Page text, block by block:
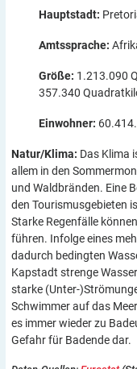
Hauptstadt:
Amtssprache:
Größe: 1.213.090
357.340
Einwohner:
Natur/Klima: Das Klima
allem in den
und Waldbränden. Eine
den Tourismusgebieten
Starke Regenfälle
führen. Infolge eines
dadurch bedingten
Kapstadt strenge
starke (Unter-
Schwimmer auf das
es immer wieder zu
Gefahr für Badende dar.